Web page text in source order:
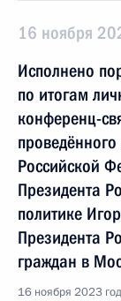
16 ноября
Исполнено
по итогам
конференц-
Российской
Президента
политике
Президента
граждан в
16 ноября 2023